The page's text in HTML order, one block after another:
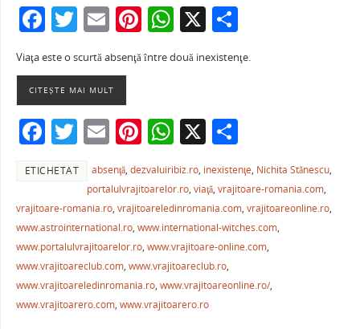
F
c
e
b
o
o
k
T
itt
er
E
m
ai
l
Pi
nt
er
st
W
h
at
A
p
p
X P
ta
a
ză
Viaţa este o scurtă absenţă între două inexistenţe.
CITEȘTE MAI MULT
F
c
e
b
o
o
k
T
itt
er
E
m
ai
l
Pi
nt
er
e
st
W
h
at
s
A
p
p
X P
ar
ta
je
a
ză
ETICHETAT absenţă,dezvaluiribiz.ro, inexistenţe, Nichita Stănescu,
portalulvrajitoarelor.ro,viaţă,vrajitoare-romania.com,
vrajitoare-romania.ro, vrajitoareledinromania.com, vrajitoareonline.ro,
www.astrointernational.ro, www.international-witches.com,
www.portalulvrajitoarelor.ro, www.vrajitoare-online.com,
www.vrajitoareclub.com, www.vrajitoareclub.ro,
www.vrajitoareledinromania.ro, www.vrajitoareonline.ro/,
www.vrajitoarero.com, www.vrajitoarero.ro